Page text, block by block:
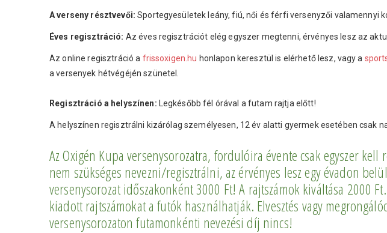
A verseny résztvevői: Sportegyesületek leány, fiú, női és férfi versenyzői valamennyi
Éves regisztráció: Az éves regisztrációt elég egyszer megtenni, érvényes lesz az
Az online regisztráció a frissoxigen.hu honlapon keresztül is elérhető lesz, vagy a
a versenyek hétvégéjén szünetel.
Regisztráció a helyszínen: Legkésőbb fél órával a futam rajtja előtt!
A helyszínen regisztrálni kizárólag személyesen, 12 év alatti gyermek esetében csak
Az Oxigén Kupa versenysorozatra, fordulóira évente csak egyszer
nem szükséges nevezni/regisztrálni, az érvényes lesz egy évadon
versenysorozat időszakonként 3000 Ft! A rajtszámok kiváltása 2000
kiadott rajtszámokat a futók használhatják. Elvesztés vagy
versenysorozaton futamonkénti nevezési díj nincs!